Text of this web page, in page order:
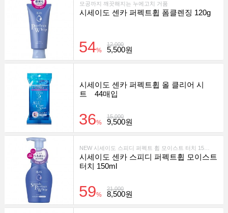
모공까지 깨끗해지는 누에고치 거품
시세이도 센카 퍼펙트휩 폼클렌징 120g
12,000
54% 5,500원
시세이도 센카 퍼펙트휩 올 클리어 시
트 44매입
15,000
36% 9,500원
NEW 시세이도 스피디 퍼펙트 휩 모이스트 터치 150ml
시세이도 센카 스피디 퍼펙트휩 모이스트
터치 150ml
21,000
59% 8,500원